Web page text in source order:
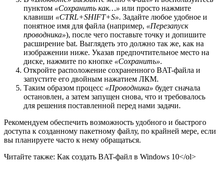
пунктом «Сохранить как…» или просто нажмите
клавиши «CTRL+SHIFT+S». Задайте любое удобное и
понятное имя для файла (например, «Перезапуск
проводника»), после чего поставьте точку и допишите
расширение bat. Выглядеть это должно так же, как на
изображении ниже. Указав предпочтительное место на
диске, нажмите по кнопке «Сохранить».
Откройте расположение сохраненного BAT-файла и
запустите его двойным нажатием ЛКМ.
Таким образом процесс «Проводника» будет сначала
остановлен, а затем запущен снова, что и требовалось
для решения поставленной перед нами задачи.
Рекомендуем обеспечить возможность удобного и быстрого
доступа к созданному пакетному файлу, по крайней мере, если
вы планируете часто к нему обращаться.
Читайте также: Как создать BAT-файл в Windows 10</ol>